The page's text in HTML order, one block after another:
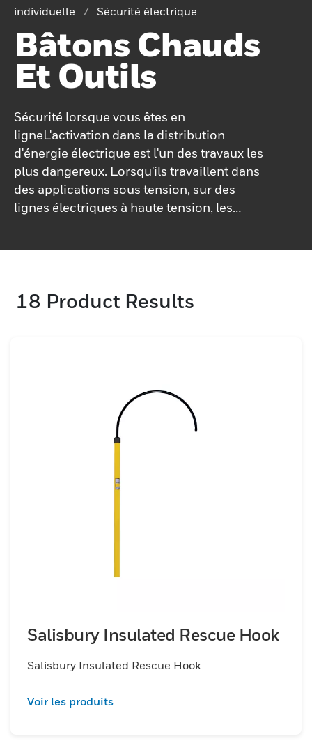
individuelle
Sécurité électrique
Bâtons Chauds
Et Outils
Sécurité lorsque vous êtes en
ligneL'activation dans la distribution
d'énergie électrique est l'un des travaux les
plus dangereux. Lorsqu'ils travaillent dans
des applications sous tension, sur des
lignes électriques à haute tension, les
chauffantes de Honeywell sont des
Honeywell Salisbury dédiés aux travailleurs
électriciens se caractérisent par la qualité,
la résistance, la solidité et offrent la
protection la plus fiable lors de la
18 Product Results
Salisbury Insulated Rescue Hook
Salisbury Insulated Rescue Hook
Voir les produits